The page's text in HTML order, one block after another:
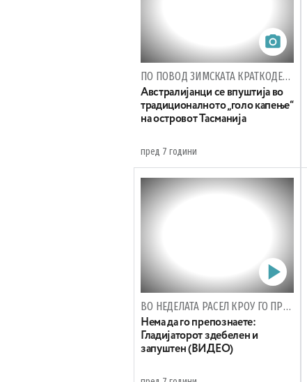
ПО ПОВОД ЗИМСКАТА КРАТКОДЕНИЦА
Австралијанци се впуштија во
традиционалното „голо капење“
на островот Тасманија
пред 7 години
ВО НЕДЕЛАТА РАСЕЛ КРОУ ГО ПРОСЛАВИ СВОЈОТ 55 РОДЕНДЕН
Нема да го препознаете:
Гладијаторот здебелен и
запуштен (ВИДЕО)